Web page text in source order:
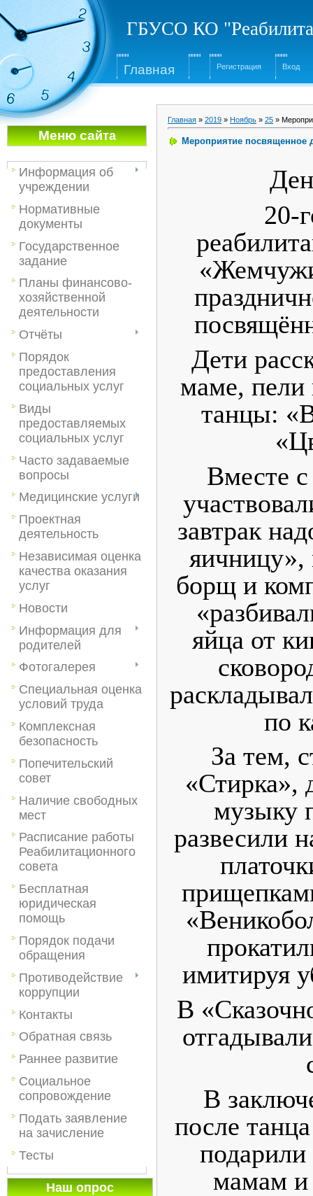
ГБУСО КО
Главная Регистрация Вход
Меню сайта
Информация об
учреждении
Нормативные
документы
Государственное
задание
Планы финансово-
хозяйственной
деятельности
Отчёты
Порядок
предоставления
социальных услуг
Виды
предоставляемых
социальных услуг
Часто задаваемые
вопросы
Медицинские услуги
Проектная
деятельность
Независимая оценка
качества оказания
услуг
Новости
Информация для
родителей
Фотогалерея
Специальная оценка
условий труда
Комплексная
безопасность
Попечительский
совет
Наличие свободных
мест
Расписание работы
Реабилитационного
совета
Бесплатная
юридическая
помощь
Порядок подачи
обращения
Противодействие
коррупции
Контакты
Обратная связь
Раннее развитие
Социальное
сопровождение
Подать заявление
на зачисление
Тесты
Наш опрос
Главная » 2019 » Ноябрь » 25 »
Мероприятие посвященное
20-
Дети
маме, пели
танцы:
Вместе
завтрак
яичницу»,
борщ и
яйца от
по
За тем,
«Стирка»,
музыку
развесили
имитируя
В
В
после
мамам и